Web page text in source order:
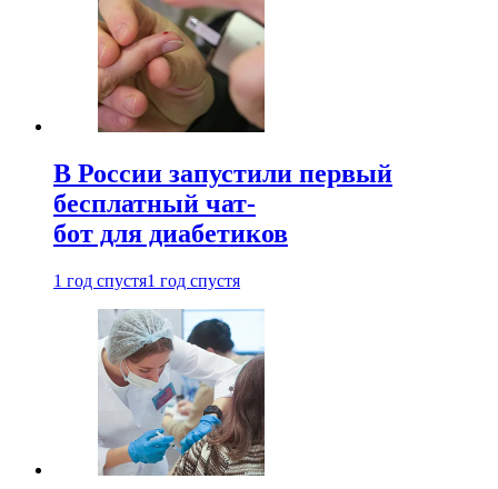
В России запустили первый
бесплатный чат-
бот для диабетиков
1 год спустя1 год спустя